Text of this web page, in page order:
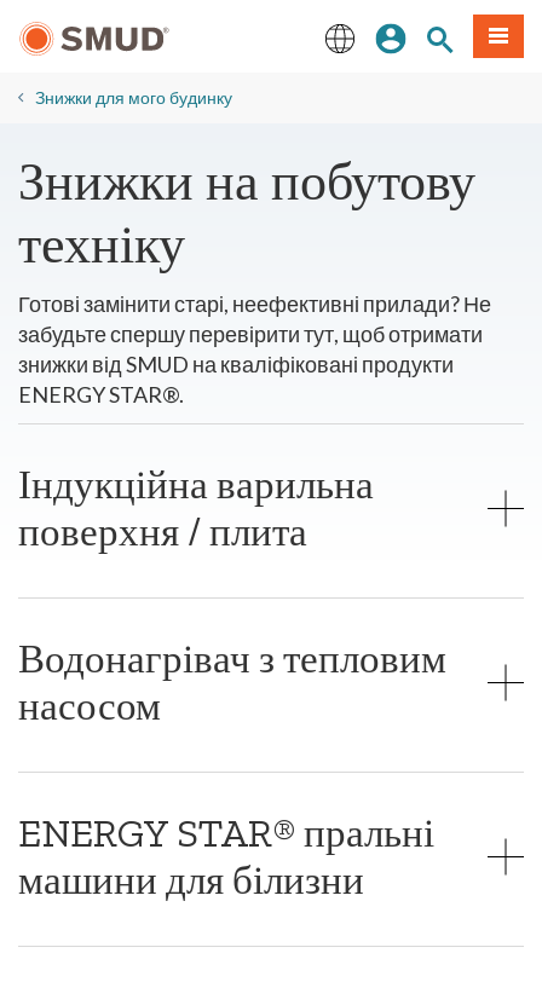
до
змісту
Увійдіть
Пошук по
Меню
Знижки для мого будинку
​Знижки на побутову
техніку
Готові замінити старі, неефективні прилади? Не
забудьте спершу перевірити тут, щоб отримати
знижки від SMUD на кваліфіковані продукти
ENERGY STAR®.
Індукційна варильна
поверхня / плита
Водонагрівач з тепловим
насосом
ENERGY STAR® пральні
машини для білизни